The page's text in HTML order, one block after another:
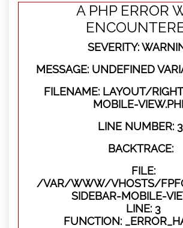
A PHP ERROR
SEVERITY:
MESSAGE: UNDEFINED
FILENAME: LAYOUT/
MOBILE-
LINE NUMBER: 3
BACKTRACE:
FILE:
/VAR/WWW/VHOSTS/
SIDEBAR-MOBILE-
LINE: 3
FUNCTION: